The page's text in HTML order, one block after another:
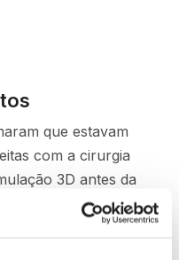
que estavam
com a cirurgia
3D antes da